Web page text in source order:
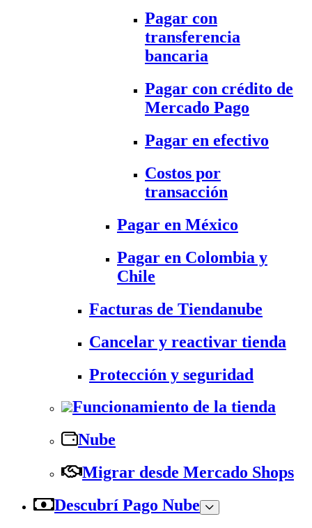
Pagar con
transferencia
bancaria
Pagar con crédito de
Mercado Pago
Pagar en efectivo
Costos por
transacción
Pagar en México
Pagar en Colombia y
Chile
Facturas de Tiendanube
Cancelar y reactivar tienda
Protección y seguridad
Funcionamiento de la tienda
Nube
Migrar desde Mercado Shops
Descubrí Pago Nube